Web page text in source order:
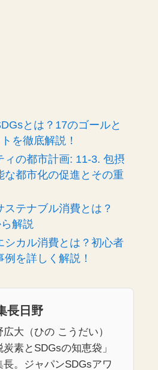
とは？17のゴールと
を徹底解説！
ィの都市計画: 11-3. 包摂
な都市化の促進とその重
ステナブル消費とは？
解説
シカル消費とは？初心者
を詳しく解説！
長日野
広大（ひの こうだい）
炭素とSDGsの知恵袋」
長。ジャパンSDGsアワ